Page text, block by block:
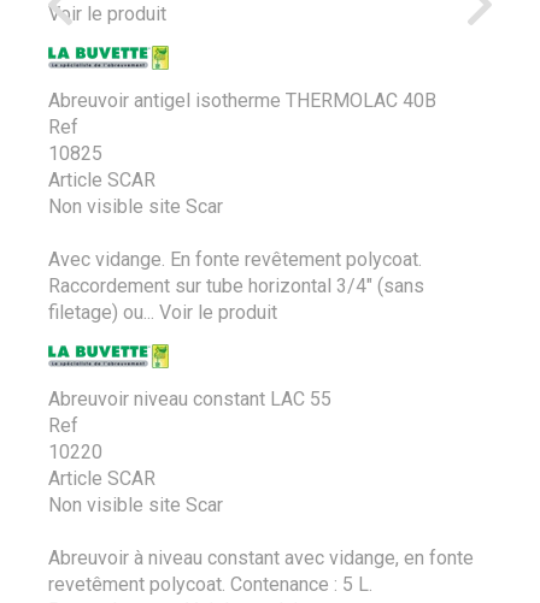
Voir le produit
Abreuvoir antigel isotherme THERMOLAC 40B
Ref
10825
Article SCAR
Non visible site Scar
Avec vidange. En fonte revêtement polycoat.
Raccordement sur tube horizontal 3/4" (sans
filetage) ou...
Voir le produit
Abreuvoir niveau constant LAC 55
Ref
10220
Article SCAR
Non visible site Scar
Abreuvoir à niveau constant avec vidange, en fonte
revetêment polycoat. Contenance : 5 L.